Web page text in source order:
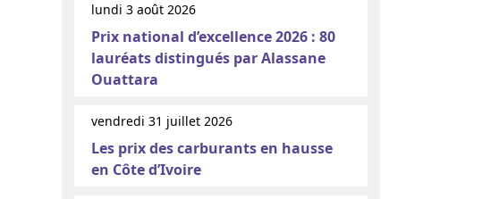
lundi 3 août 2026
Prix national d’excellence 2026 : 80
lauréats distingués par Alassane
Ouattara
vendredi 31 juillet 2026
Les prix des carburants en hausse
en Côte d’Ivoire